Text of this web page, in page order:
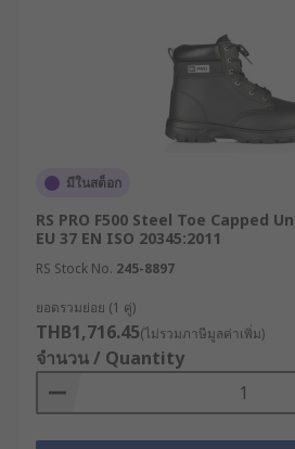
มีในสต็อก
RS PRO F500 Steel Toe Capped
EU 37 EN ISO 20345:2011
RS Stock No. 245-8897
ยอดรวมย่อย (1 คู่)
THB1,716.45(ไม่รวมภาษีมูลค่าเพิ่ม)
จำนวน / Quantity